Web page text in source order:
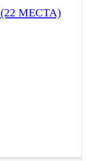
(22 МЕСТА)